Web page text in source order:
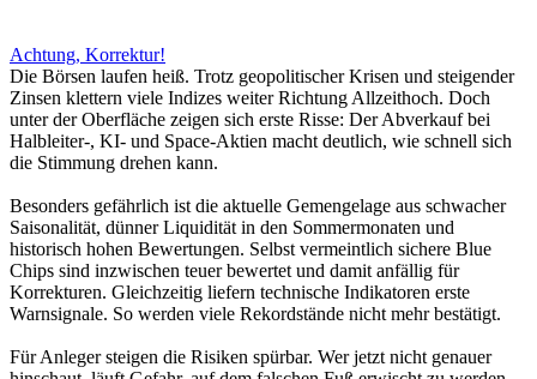
Achtung, Korrektur!
Die Börsen laufen heiß. Trotz geopolitischer Krisen und steigender
Zinsen klettern viele Indizes weiter Richtung Allzeithoch. Doch
unter der Oberfläche zeigen sich erste Risse: Der Abverkauf bei
Halbleiter-, KI- und Space-Aktien macht deutlich, wie schnell sich
die Stimmung drehen kann.
Besonders gefährlich ist die aktuelle Gemengelage aus schwacher
Saisonalität, dünner Liquidität in den Sommermonaten und
historisch hohen Bewertungen. Selbst vermeintlich sichere Blue
Chips sind inzwischen teuer bewertet und damit anfällig für
Korrekturen. Gleichzeitig liefern technische Indikatoren erste
Warnsignale. So werden viele Rekordstände nicht mehr bestätigt.
Für Anleger steigen die Risiken spürbar. Wer jetzt nicht genauer